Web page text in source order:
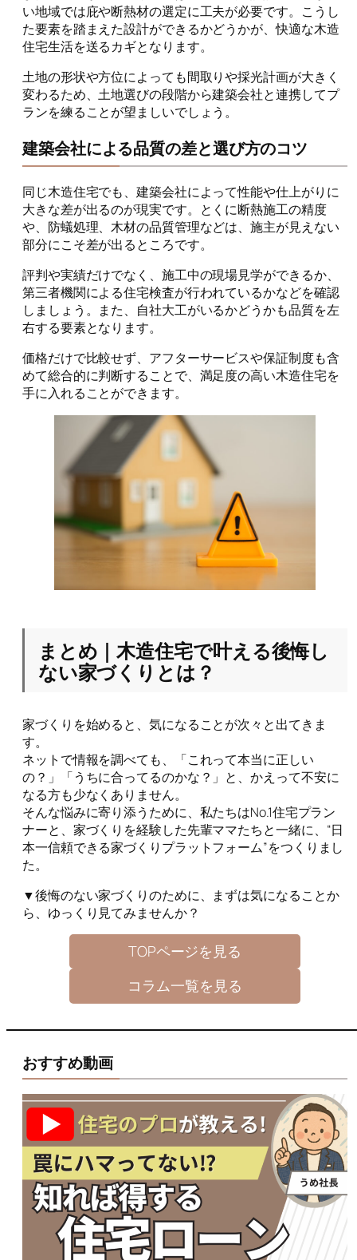
い地域では庇や断熱材の選定に工夫が必要です。こうし
た要素を踏まえた設計ができるかどうかが、快適な木造
住宅生活を送るカギとなります。
土地の形状や方位によっても間取りや採光計画が大きく
変わるため、土地選びの段階から建築会社と連携してプ
ランを練ることが望ましいでしょう。
建築会社による品質の差と選び方のコツ
同じ木造住宅でも、建築会社によって性能や仕上がりに
大きな差が出るのが現実です。とくに断熱施工の精度
や、防蟻処理、木材の品質管理などは、施主が見えない
部分にこそ差が出るところです。
評判や実績だけでなく、施工中の現場見学ができるか、
第三者機関による住宅検査が行われているかなどを確認
しましょう。また、自社大工がいるかどうかも品質を左
右する要素となります。
価格だけで比較せず、アフターサービスや保証制度も含
めて総合的に判断することで、満足度の高い木造住宅を
手に入れることができます。
まとめ｜木造住宅で叶える後悔し
ない家づくりとは？
家づくりを始めると、気になることが次々と出てきま
す。
ネットで情報を調べても、「これって本当に正しい
の？」「うちに合ってるのかな？」と、かえって不安に
なる方も少なくありません。
そんな悩みに寄り添うために、私たちはNo.1住宅プラン
ナーと、家づくりを経験した先輩ママたちと一緒に、“日
本一信頼できる家づくりプラットフォーム”をつくりまし
た。
▼後悔のない家づくりのために、まずは気になることか
ら、ゆっくり見てみませんか？
TOPページを見る
コラム一覧を見る
おすすめ動画